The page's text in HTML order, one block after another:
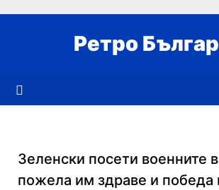
Ретро
Зеленски посети военните
пожела им здраве и победа